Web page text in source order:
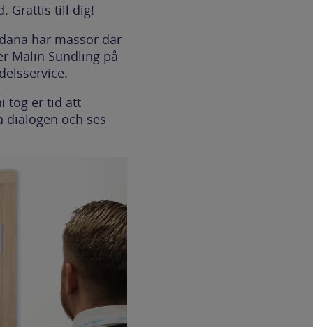
Grattis till dig!
här mässor där
Malin Sundling på
tog er tid att
och ses